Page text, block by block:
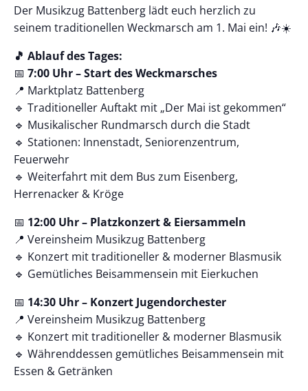
Der Musikzug Battenberg lädt euch herzlich zu
seinem traditionellen Weckmarsch am 1. Mai ein! 🎶☀️
🎵 Ablauf des Tages:
📅 7:00 Uhr – Start des Weckmarsches
📍 Marktplatz Battenberg
🔹 Traditioneller Auftakt mit „Der Mai ist gekommen“
🔹 Musikalischer Rundmarsch durch die Stadt
🔹 Stationen: Innenstadt, Seniorenzentrum,
Feuerwehr
🔹 Weiterfahrt mit dem Bus zum Eisenberg,
Herrenacker & Kröge
📅 12:00 Uhr – Platzkonzert & Eiersammeln
📍 Vereinsheim Musikzug Battenberg
🔹 Konzert mit traditioneller & moderner Blasmusik
🔹 Gemütliches Beisammensein mit Eierkuchen
📅 14:30 Uhr – Konzert Jugendorchester
📍 Vereinsheim Musikzug Battenberg
🔹 Konzert mit traditioneller & moderner Blasmusik
🔹 Währenddessen gemütliches Beisammensein mit
Essen & Getränken